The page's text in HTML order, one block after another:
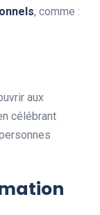
onnels, comme :
aux
célébrant